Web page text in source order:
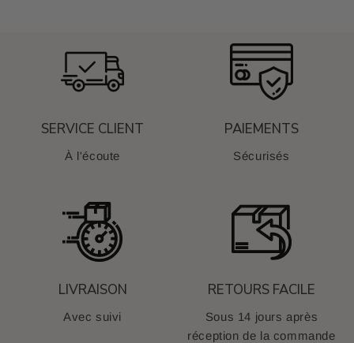
SERVICE CLIENT
À l'écoute
PAIEMENTS
Sécurisés
LIVRAISON
Avec suivi
RETOURS FACILE
Sous 14 jours après
réception de la commande